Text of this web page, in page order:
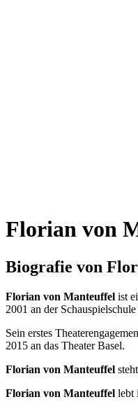
Florian von
Biografie von
Florian von Manteuffel ist
2001 an der
Sein erstes
2015 an das Theater Basel.
Florian von Manteuffel
Florian von Manteuffel lebt